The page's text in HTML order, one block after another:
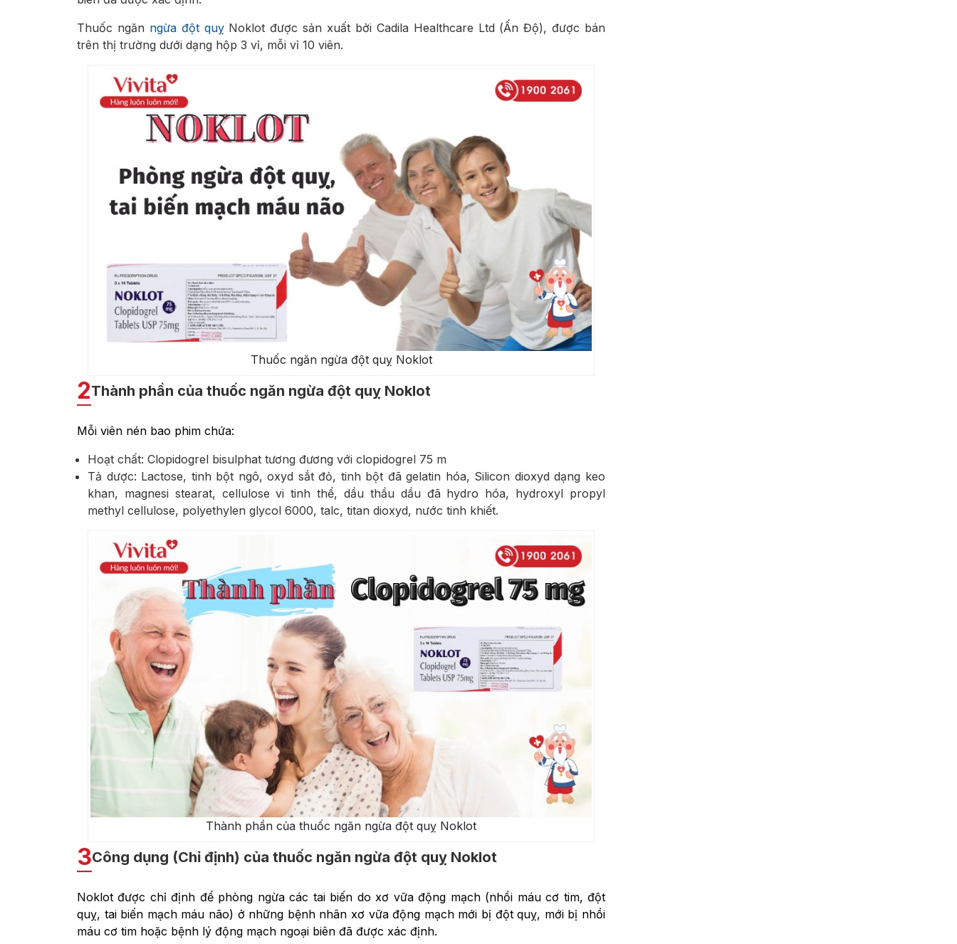
Thuốc ngăn ngừa đột quỵNoklot được sản xuất bởi Cadila Healthcare Ltd (Ấn Độ), được bán
trên thị trường dưới dạng hộp 3 vỉ, mỗi vỉ 10 viên.
Thuốc ngăn ngừa đột quỵ Noklot
2Thành phần của thuốc ngăn ngừa đột quỵ Noklot
Mỗi viên nén bao phim chứa:
Hoạt chất: Clopidogrel bisulphat tương đương với clopidogrel 75 m
Tả dược: Lactose, tinh bột ngô, oxyd sắt đỏ, tinh bột đã gelatin hóa, Silicon dioxyd dạng keo
khan, magnesi stearat, cellulose vi tinh thể, dầu thầu dầu đã hydro hóa, hydroxyl propyl
methyl cellulose, polyethylen glycol 6000, talc, titan dioxyd, nước tinh khiết.
Thành phần của thuốc ngăn ngừa đột quỵ Noklot
3Công dụng (Chỉ định) của thuốc ngăn ngừa đột quỵ Noklot
Noklot được chỉ định để phòng ngừa các tai biến do xơ vữa động mạch (nhồi máu cơ tim, đột
quỵ, tai biến mạch máu não) ở những bệnh nhân xơ vữa động mạch mới bị đột quỵ, mới bị nhồi
máu cơ tim hoặc bệnh lý động mạch ngoại biên đã được xác định.